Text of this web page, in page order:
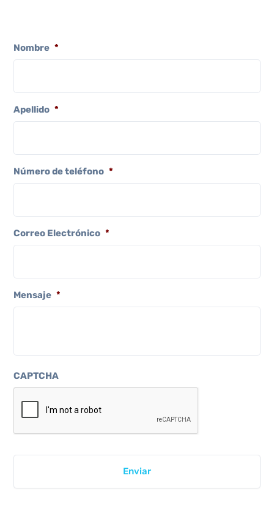
Nombre *
Apellido *
Número de teléfono *
Correo Electrónico *
Mensaje *
CAPTCHA